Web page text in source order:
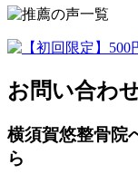
お問い合わ
横須賀悠整骨院
ら